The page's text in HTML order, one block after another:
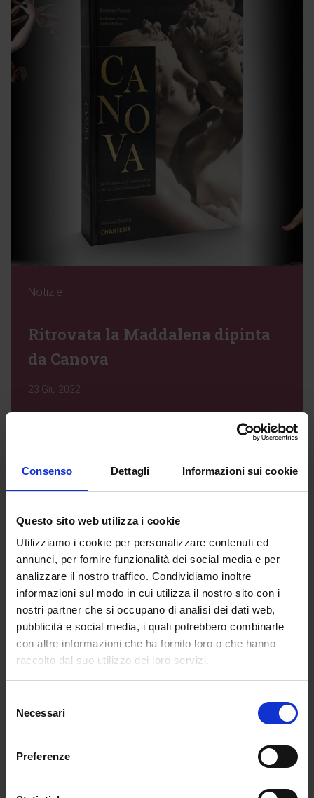
Consenso Dettagli Informazioni sui cookie
Questo sito web utilizza i cookie
Utilizziamo i cookie per personalizzare contenuti ed
annunci, per fornire funzionalità dei social media e per
analizzare il nostro traffico. Condividiamo inoltre
informazioni sul modo in cui utilizza il nostro sito con i
nostri partner che si occupano di analisi dei dati web,
pubblicità e social media, i quali potrebbero combinarle
con altre informazioni che ha fornito loro o che hanno
raccolto dal suo utilizzo dei loro servizi.
delNecessari
Preferenze
Notizie
Ritrovata la Maddalena dipinta
da Canova
23 Giu 2022